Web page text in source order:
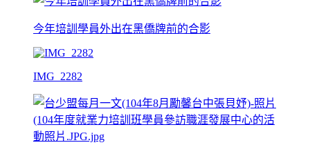
今年培訓學員外出在黑僑牌前的合影
IMG_2282